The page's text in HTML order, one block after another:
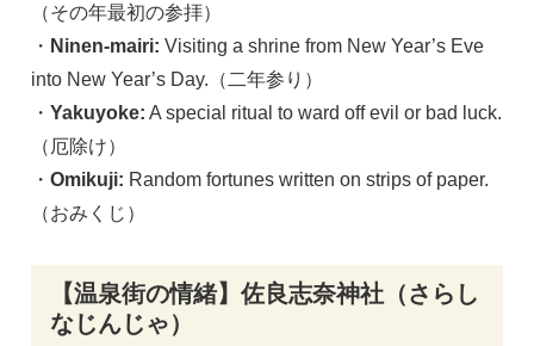
（その年最初の参拝）
・ Ninen-mairi: Visiting a shrine from New Year’s Eve
into New Year’s Day.（二年参り）
・ Yakuyoke: A special ritual to ward off evil or bad luck.
（厄除け）
・ Omikuji: Random fortunes written on strips of paper.
（おみくじ）
【温泉街の情緒】佐良志奈神社（さらし
なじんじゃ）